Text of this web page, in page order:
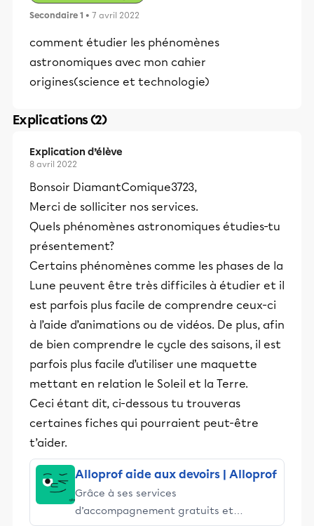
Secondaire 1 • 7 avril 2022
comment étudier les phénomènes
astronomiques avec mon cahier
origines(science et technologie)
Explications (2)
Explication d’élève
8 avril 2022
Bonsoir DiamantComique3723,
Merci de solliciter nos services.
Quels phénomènes astronomiques étudies-tu
présentement?
Certains phénomènes comme les phases de la
Lune peuvent être très difficiles à étudier et il
est parfois plus facile de comprendre ceux-ci
à l’aide d’animations ou de vidéos. De plus, afin
de bien comprendre le cycle des saisons, il est
parfois plus facile d’utiliser une maquette
mettant en relation le Soleil et la Terre.
Ceci étant dit, ci-dessous tu trouveras
certaines fiches qui pourraient peut-être
t’aider.
Alloprof aide aux devoirs | Alloprof
Grâce à ses services
d’accompagnement gratuits et